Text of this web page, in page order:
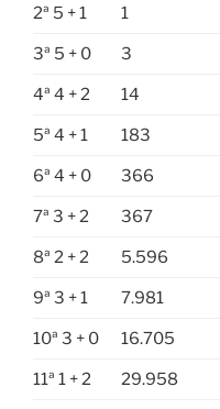
2ª 5 + 1 1
3ª 5 + 0 3
4ª 4 + 2 14
5ª 4 + 1 183
6ª 4 + 0 366
7ª 3 + 2 367
8ª 2 + 2 5.596
9ª 3 + 1 7.981
10ª 3 + 0 16.705
11ª 1 + 2 29.958